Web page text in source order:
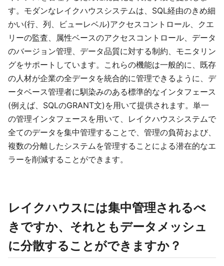
す。モダンなレイクハウスシステムは、SQL経由のきめ細
かい(行、列、ビューレベル)アクセスコントロール、クエ
リーの監査、属性ベースのアクセスコントロール、データ
のバージョン管理、データ品質に対する制約、モニタリン
グをサポートしています。これらの機能は一般的に、既存
の人材が企業の全データを統合的に管理できるように、デ
ータベース管理者に馴染みのある標準的なインタフェース
(例えば、SQLのGRANT文)を用いて提供されます。単一
の管理インタフェースを用いて、レイクハウスシステムで
全てのデータを集中管理することで、管理の負荷および、
複数の分離したシステムを管理することによる潜在的なエ
ラーを削減することができます。
レイクハウスには集中管理されるべ
きですか、それともデータメッシュ
に分散することができますか？